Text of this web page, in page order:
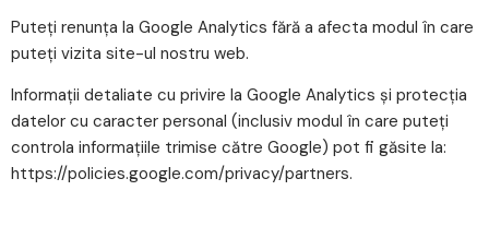
Puteți renunța la Google Analytics fără a afecta modul în care
puteți vizita site-ul nostru web.
Informații detaliate cu privire la Google Analytics și protecția
datelor cu caracter personal (inclusiv modul în care puteți
controla informațiile trimise către Google) pot fi găsite la:
https://policies.google.com/privacy/partners.